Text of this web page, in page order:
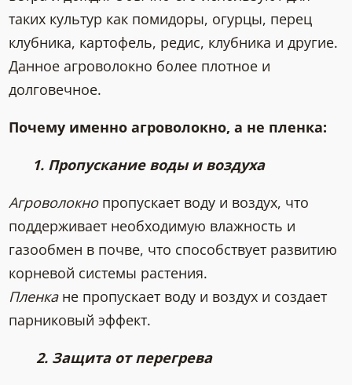
таких культур как помидоры, огурцы, перец
клубника, картофель, редис, клубника и другие.
Данное агроволокно более плотное и
долговечное.
Почему именно агроволокно, а не пленка:
1. Пропускание воды и воздуха
Агроволокнопропускает воду и воздух, что
поддерживает необходимую влажность и
газообмен в почве, что способствует развитию
корневой системы растения.
Пленкане пропускает воду и воздух и создает
парниковый эффект.
2. Защита от перегрева